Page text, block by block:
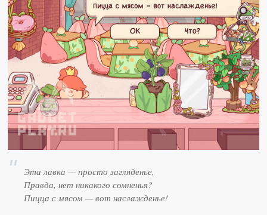
Эта лавка — просто загляденье,
Правда, нет никакого сомненья?
Пицца с мясом — вот наслажденье!